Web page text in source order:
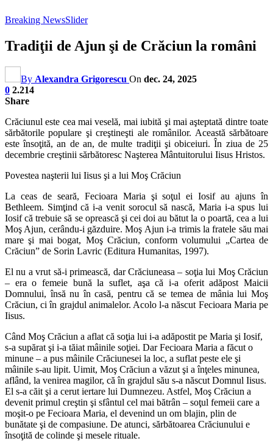
Breaking NewsSlider
Tradiţii de Ajun şi de Crăciun la români
By Alexandra Grigorescu On dec. 24, 2025
0 2.214
Share
Crăciunul este cea mai veselă, mai iubită şi mai aşteptată dintre toate
sărbătorile populare şi creştineşti ale românilor. Această sărbătoare
este însoţită, an de an, de multe tradiţii şi obiceiuri. În ziua de 25
decembrie creştinii sărbătoresc Naşterea Mântuitorului Iisus Hristos.
Povestea naşterii lui Iisus şi a lui Moş Crăciun
La ceas de seară, Fecioara Maria şi soţul ei Iosif au ajuns în
Bethleem. Simţind că i-a venit sorocul să nască, Maria i-a spus lui
Iosif că trebuie să se oprească şi cei doi au bătut la o poartă, cea a lui
Moş Ajun, cerându-i găzduire. Moş Ajun i-a trimis la fratele său mai
mare şi mai bogat, Moş Crăciun, conform volumului „Cartea de
Crăciun” de Sorin Lavric (Editura Humanitas, 1997).
El nu a vrut să-i primească, dar Crăciuneasa – soţia lui Moş Crăciun
– era o femeie bună la suflet, aşa că i-a oferit adăpost Maicii
Domnului, însă nu în casă, pentru că se temea de mânia lui Moş
Crăciun, ci în grajdul animalelor. Acolo l-a născut Fecioara Maria pe
Iisus.
Când Moş Crăciun a aflat că soţia lui i-a adăpostit pe Maria şi Iosif,
s-a supărat şi i-a tăiat mâinile soţiei. Dar Fecioara Maria a făcut o
minune – a pus mâinile Crăciunesei la loc, a suflat peste ele şi
mâinile s-au lipit. Uimit, Moş Crăciun a văzut şi a înţeles minunea,
aflând, la venirea magilor, că în grajdul său s-a născut Domnul Iisus.
El s-a căit şi a cerut iertare lui Dumnezeu. Astfel, Moş Crăciun a
devenit primul creştin şi sfântul cel mai bătrân – soţul femeii care a
moşit-o pe Fecioara Maria, el devenind un om blajin, plin de
bunătate şi de compasiune. De atunci, sărbătoarea Crăciunului e
însoţită de colinde şi mesele rituale.